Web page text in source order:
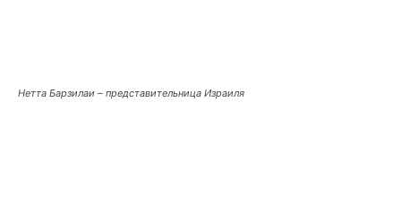
Нетта Барзилаи – представительница Израиля